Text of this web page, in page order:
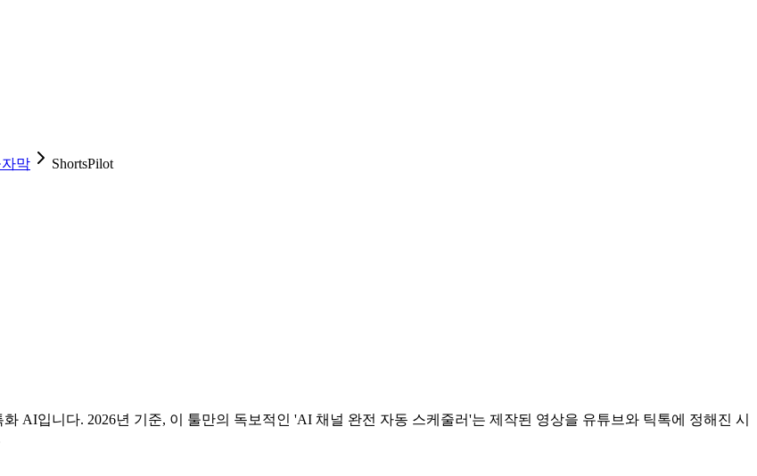
자막 ShortsPilot
AI입니다. 2026년 기준, 이 툴만의 독보적인 'AI 채널 완전 자동 스케줄러'는 제작된 영상을 유튜브와 틱톡에 정해진 시